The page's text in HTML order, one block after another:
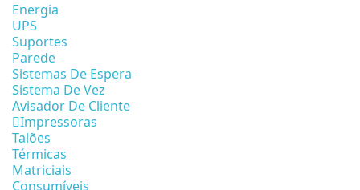
Energia
UPS
Suportes
Parede
Sistemas De Espera
Sistema De Vez
Avisador De Cliente
Impressoras
Talões
Térmicas
Matriciais
Consumíveis